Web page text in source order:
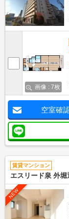
画像 : 7枚
空室確
賃貸マンション
エスリード泉 外堀
NEW